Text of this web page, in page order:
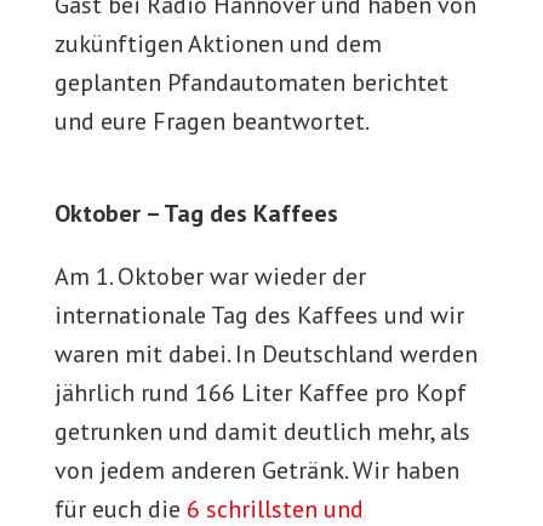
zukünftigen Aktionen und dem
geplanten Pfandautomaten berichtet
und eure Fragen beantwortet.
Oktober – Tag des Kaffees
Am 1. Oktober war wieder der
internationale Tag des Kaffees und wir
waren mit dabei. In Deutschland werden
jährlich rund 166 Liter Kaffee pro Kopf
getrunken und damit deutlich mehr, als
von jedem anderen Getränk. Wir haben
für euch die 6 schrillsten und